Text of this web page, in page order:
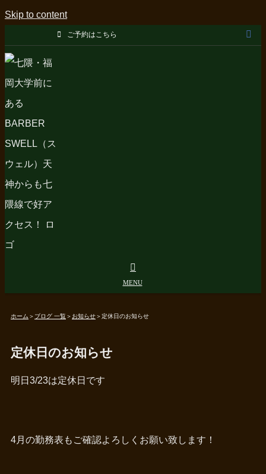
Skip to content
ご予約はこちら
ホーム ＞ ブログ 一覧＞ お知らせ＞定休日のお知らせ
定休日のお知らせ
明日3/23は定休日です
4月の勤務表もご確認よろしくお願い致します！